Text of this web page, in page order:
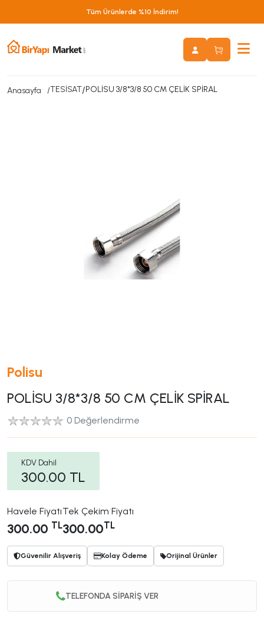
Tüm Ürünlerde %10 İndirim!
Anasayfa TESİSAT/POLİSU 3/8*3/8 50 CM ÇELİK SPİRAL
Polisu
POLİSU 3/8*3/8 50 CM ÇELİK SPİRAL
0 Değerlendirme
KDV Dahil
300.00 TL
Havele Fiyatı
300.00 TL
Tek Çekim Fiyatı
300.00TL
Güvenilir Alışveriş Kolay Ödeme Orijinal Ürünler
TELEFONDA SİPARİŞ VER